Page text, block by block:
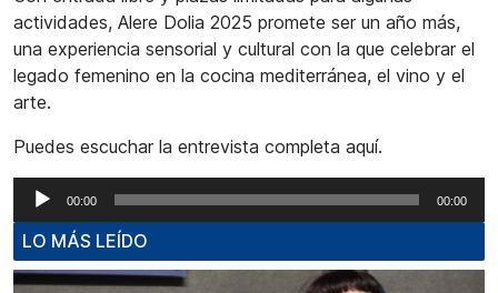
actividades, Alere Dolia 2025 promete ser un año más,
una experiencia sensorial y cultural con la que celebrar el
legado femenino en la cocina mediterránea, el vino y el
arte.
Puedes escuchar la entrevista completa aquí.
Reproductor
de
audio
00:00 00:00
LO MÁS LEÍDO